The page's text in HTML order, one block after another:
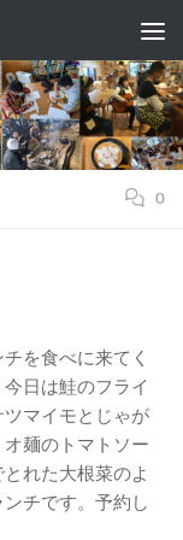
0
を食べに来てく
日は鮭のフライ
マイモとじゃが
麺のトマトソー
れた大根菜のよ
チです。予約し